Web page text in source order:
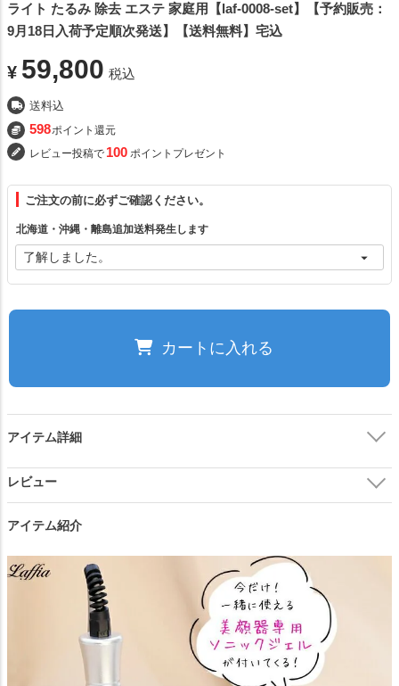
フリー
ライト たるみ 除去 エステ 家庭用【laf-0008-set】【予約販売：
9月18日入荷予定順次発送】【送料無料】宅込
¥ 59,800 税込
送料込
598ポイント還元
レビュー投稿で 100 ポイントプレゼント
ご注文の前に必ずご確認ください。
北海道・沖縄・離島追加送料発生します
カートに入れる
アイテム詳細
アイテム紹介